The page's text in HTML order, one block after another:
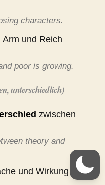
characters.
Arm und Reich
poor is growing.
unterschiedlich)
zwischen
theory and
und Wirkung